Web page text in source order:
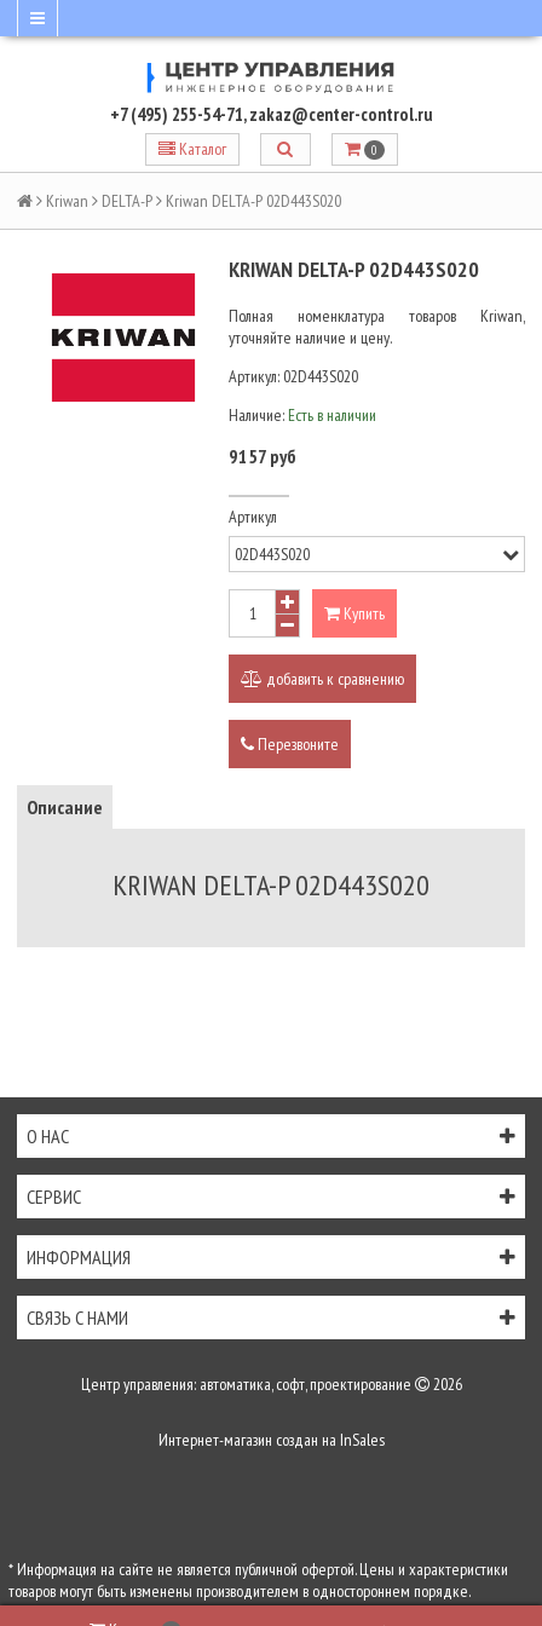
+7 (495) 255-54-71,zakaz@center-control.ru
Каталог 0
Kriwan DELTA-P Kriwan DELTA-P 02D443S020
KRIWAN DELTA-P 02D443S020
Полная номенклатура товаров Kriwan,
уточняйте наличие и цену.
Артикул: 02D443S020
Наличие: Есть в наличии
9157 руб
Артикул
Купить
добавить к сравнению
Перезвоните
Описание
KRIWAN DELTA-P 02D443S020
О НАС
СЕРВИС
ИНФОРМАЦИЯ
СВЯЗЬ С НАМИ
Центр управления: автоматика, софт, проектирование 2026
Интернет-магазин создан на InSales
* Информация на сайте не является публичной офертой. Цены и характеристики
товаров могут быть изменены производителем в одностороннем порядке.
Актуальную цену уточняйте у менеджеров по телефону+7 (495) 255-54-71, либо по